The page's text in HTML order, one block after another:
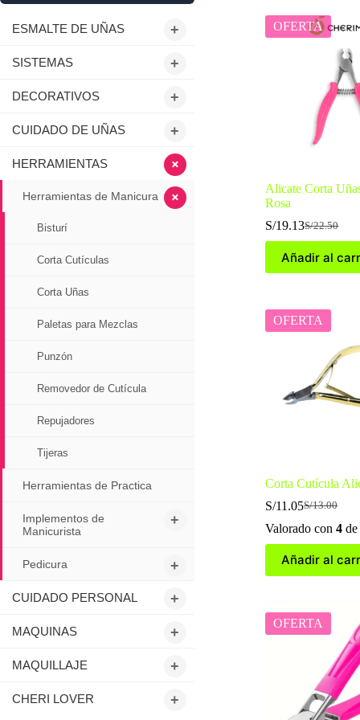
OFERTA
Alicate Corta
Rosa
S/22.50
El
original
era:
S/19.13El
actual
es:
Añadir al
OFERTA
Corta Cutícula
S/13.00
El
precio
era:
S/13.00.
S/11.05El
precio
es:
S/11.05.
Valorado con4
Añadir al
OFERTA
+
ESMALTE DE UÑAS
+
SISTEMAS
+
DECORATIVOS
+
CUIDADO DE UÑAS
+
HERRAMIENTAS
+
Herramientas de Manicura
Bisturí
Corta Cutículas
Corta Uñas
Paletas para Mezclas
Punzón
Removedor de Cutícula
Repujadores
Tijeras
Herramientas de Practica
+
Implementos de
Manicurista
+
Pedicura
+
CUIDADO PERSONAL
+
MAQUINAS
+
MAQUILLAJE
+
CHERI LOVER